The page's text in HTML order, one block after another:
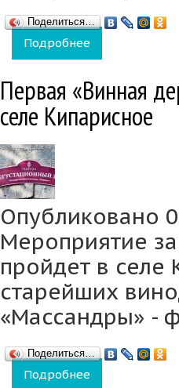
Поделиться…
Подробнее
Первая «Винная
селе Кипарисное
Опубликовано
Мероприятие
пройдет в селе
старейших
«Массандры» -
Поделиться…
Подробнее